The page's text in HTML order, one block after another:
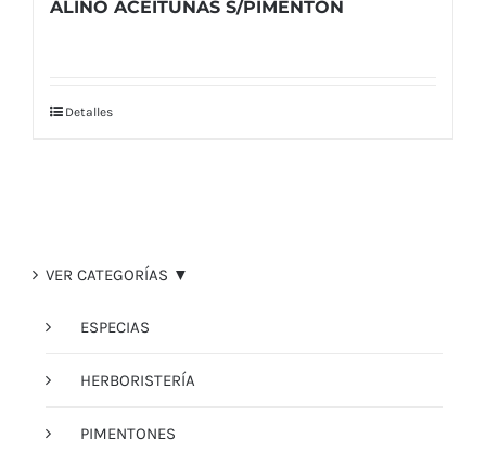
ALIÑO ACEITUNAS S/PIMENTON
Detalles
VER CATEGORÍAS ▼
ESPECIAS
HERBORISTERÍA
PIMENTONES